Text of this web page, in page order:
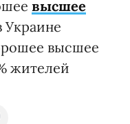
высшее
Украине
высшее
жителей